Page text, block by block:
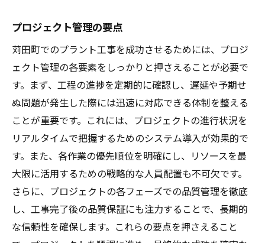
プロジェクト管理の要点
苅田町でのプラント工事を成功させるためには、プロジ
ェクト管理の各要素をしっかりと押さえることが必要で
す。まず、工程の進捗を定期的に確認し、遅延や予期せ
ぬ問題が発生した際には迅速に対応できる体制を整える
ことが重要です。これには、プロジェクトの進行状況を
リアルタイムで把握するためのシステム導入が効果的で
す。また、各作業の優先順位を明確にし、リソースを最
大限に活用するための戦略的な人員配置も不可欠です。
さらに、プロジェクトの各フェーズでの品質管理を徹底
し、工事完了後の品質保証にも注力することで、長期的
な信頼性を確保します。これらの要点を押さえること